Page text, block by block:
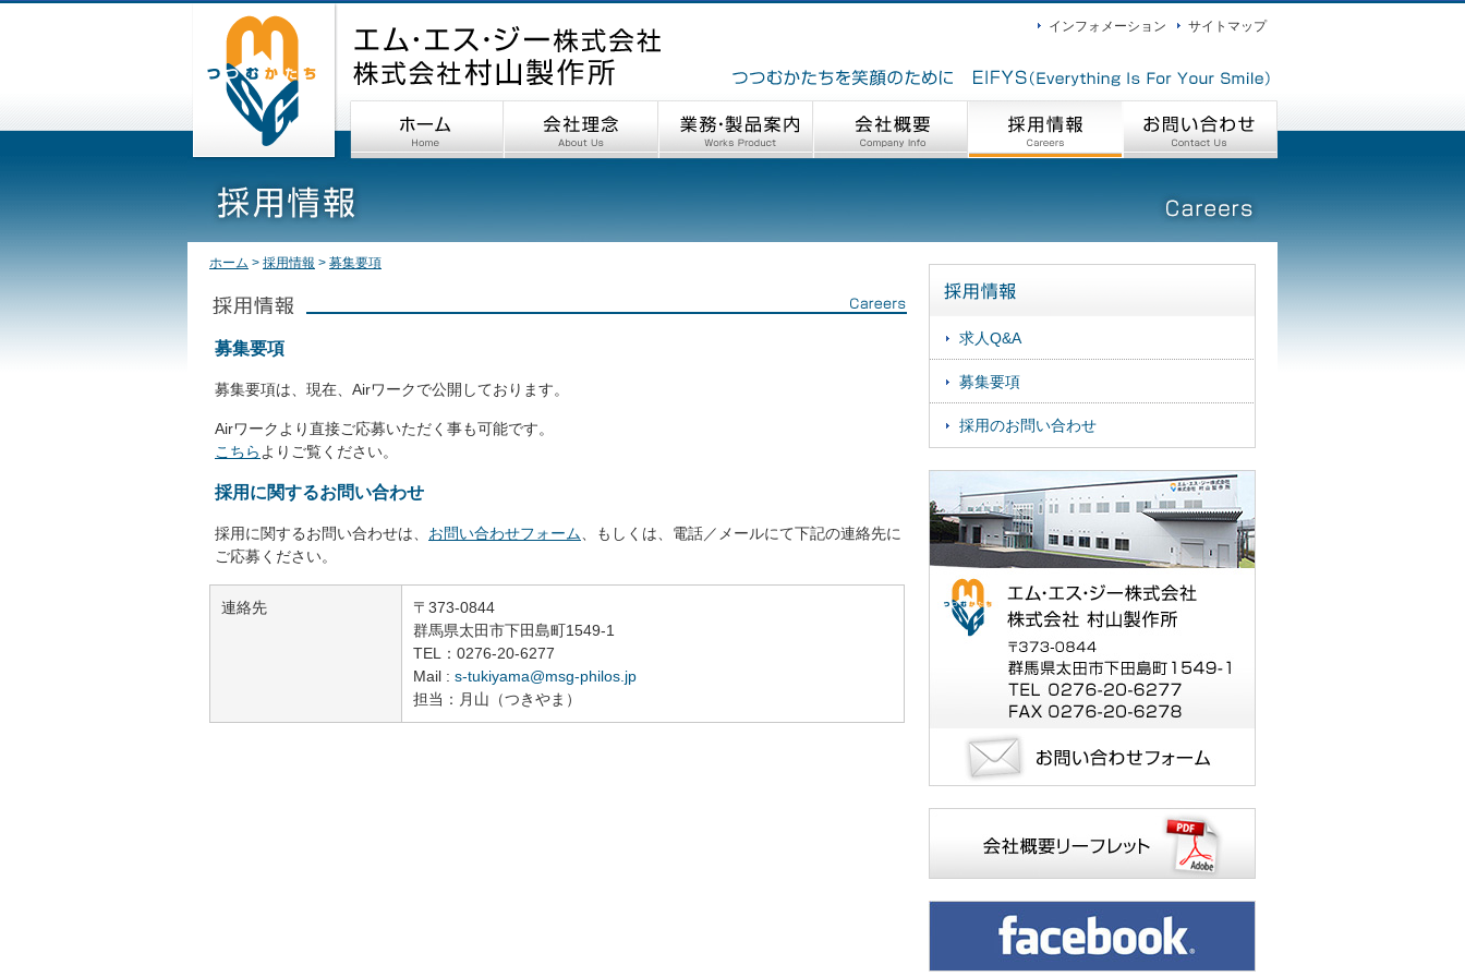
インフォメーション サイトマップ
求人Q&A
募集要項
採用のお問い合わせ
ホーム > 採用情報 > 募集要項
募集要項
募集要項は、現在、Airワークで公開しております。
Airワークより直接ご応募いただく事も可能です。
こちら よりご覧ください。
採用に関するお問い合わせ
採用に関するお問い合わせは、 お問い合わせフォーム 、もしくは、電話／メールにて下記の連絡先に
ご応募ください。
連絡先
〒373-0844
群馬県太田市下田島町1549-1
TEL：0276-20-6277
Mail : s-tukiyama@msg-philos.jp
担当：月山（つきやま）